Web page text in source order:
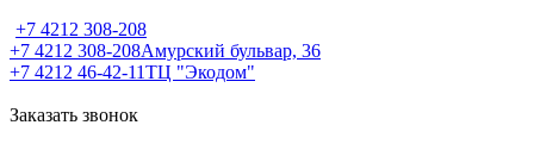
+7 4212 308-208
+7 4212 308-208Амурский бульвар, 36
+7 4212 46-42-11ТЦ "Экодом"
Заказать звонок